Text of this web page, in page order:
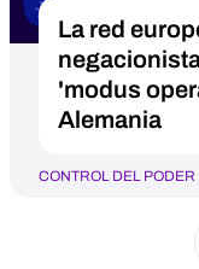
La red
'modus
Alemania
CONTROL DEL PODER